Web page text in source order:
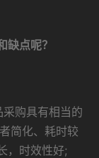
缺点呢？
购具有相当的
简化、耗时较
，时效性好;